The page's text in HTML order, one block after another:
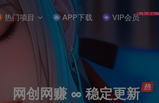
热门项目 APP下载 VIP会员免费下载
网创网赚 ∞ 稳定更新